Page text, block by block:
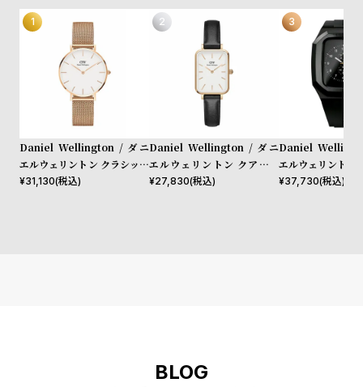
t
#
l
e
Daniel Wellington / ダニ
エルウェリントン クラシック
ペティット メルローズ ロー
¥31,130(税込)
Daniel Wellington / ダニ
エルウェリントン クアドロ
シェフィールド ローズゴール
¥27,830(税込)
Daniel
エルウェリントン
40mm Apple
¥37,730(税込)
BLOG